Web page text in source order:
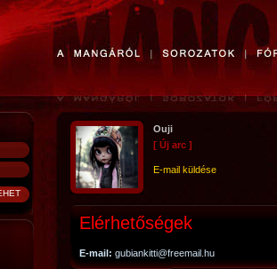
Ouji
[ Új arc ]
E-mail küldése
Elérhetőségek
E-mail: gubiankitti@freemail.hu